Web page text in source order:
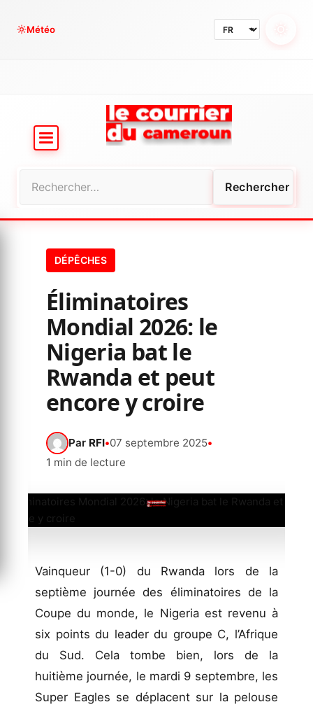
Météo
DÉPÊCHES
Éliminatoires
Mondial 2026: le
Nigeria bat le
Rwanda et peut
encore y croire
Par RFI•07 septembre 2025•
1 min de lecture
Vainqueur (1-0) du Rwanda lors de la
septième journée des éliminatoires de la
Coupe du monde, le Nigeria est revenu à
six points du leader du groupe C, l’Afrique
du Sud. Cela tombe bien, lors de la
huitième journée, le mardi 9 septembre, les
Super Eagles se déplacent sur la pelouse